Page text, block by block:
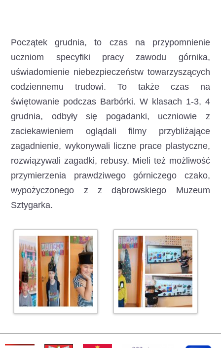
Początek grudnia, to czas na przypomnienie
uczniom specyfiki pracy zawodu górnika,
uświadomienie niebezpieczeństw towarzyszących
codziennemu trudowi. To także czas na
świętowanie podczas Barbórki. W klasach 1-3, 4
grudnia, odbyły się pogadanki, uczniowie z
zaciekawieniem oglądali filmy przybliżające
zagadnienie, wykonywali liczne prace plastyczne,
rozwiązywali zagadki, rebusy. Mieli też możliwość
przymierzenia prawdziwego górniczego czako,
wypożyczonego z z dąbrowskiego Muzeum
Sztygarka.